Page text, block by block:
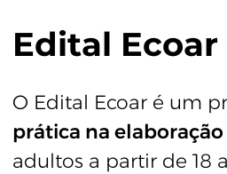
Edital Ecoar
O Edital Ecoar é um
prática na
adultos a partir de 18